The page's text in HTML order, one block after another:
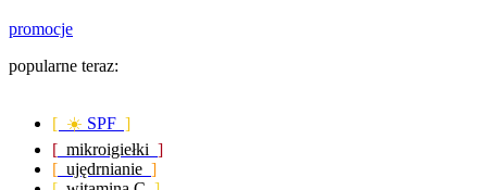
promocje
popularne teraz:
[ ☀️ SPF ]
[ mikroigiełki ]
[ ujędrnianie ]